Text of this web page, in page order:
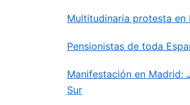
Multitudinaria protesta en
Pensionistas de toda
Manifestación en Madrid:
Sur